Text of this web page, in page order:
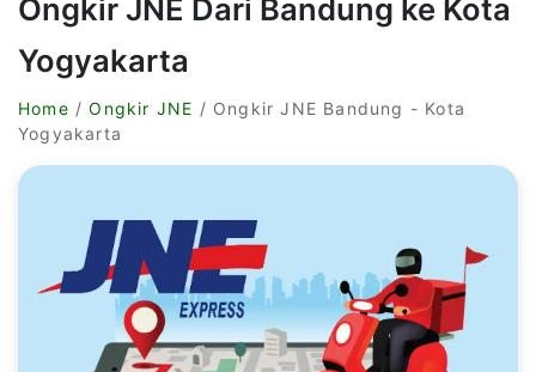
Ongkir JNE Dari Bandung ke Kota
Yogyakarta
Home /Ongkir JNE / Ongkir JNE Bandung - Kota
Yogyakarta